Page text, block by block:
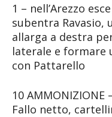
1 – nell’Arezzo
subentra Ravasio,
allarga a destra
laterale e formare
con Pattarello
10
Fallo netto,